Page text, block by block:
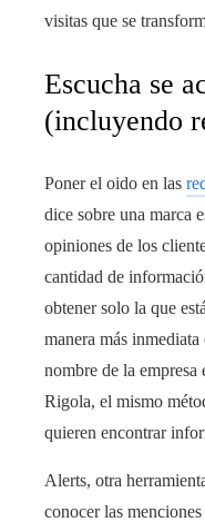
visitas que se
Escucha se
(incluyendo
Poner el oido en las
dice sobre una marca
opiniones de los
cantidad de
obtener solo la que
manera más inmediata
nombre de la empresa
Rigola, el mismo
quieren encontrar
Alerts, otra
conocer las